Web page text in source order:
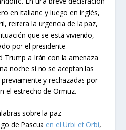
en italiano y luego en inglés,
reitera la urgencia de la paz,
que se está viviendo,
por el presidente
Trump a Irán con la amenaza
noche si no se aceptan las
y rechazadas por
el estrecho de Ormuz.
sobre la paz
de Pascua en el Urbi et Orbi,